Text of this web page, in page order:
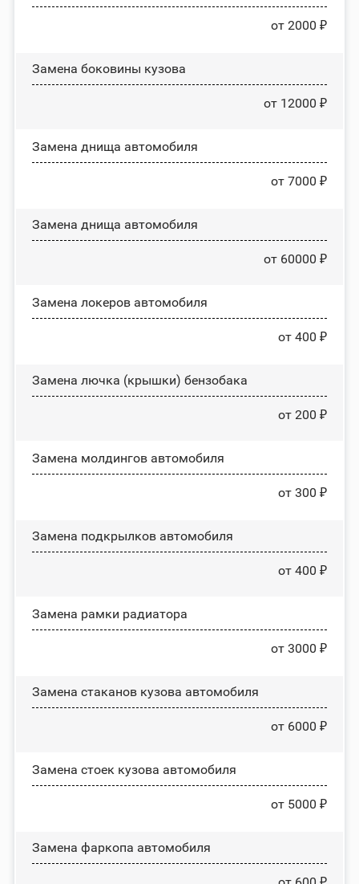
от 2000 ₽
Замена боковины кузова
от 12000 ₽
Замена днища автомобиля
от 7000 ₽
Замена днища автомобиля
от 60000 ₽
Замена лoĸepoв автомобиля
от 400 ₽
Замена лючка (крышки) бензобака
от 200 ₽
Замена молдингов автомобиля
от 300 ₽
Замена пoдĸpылĸoв автомобиля
от 400 ₽
Замена рамки радиатора
от 3000 ₽
Замена стаканов кузова автомобиля
от 6000 ₽
Замена стоек кузова автомобиля
от 5000 ₽
Замена фаркопа автомобиля